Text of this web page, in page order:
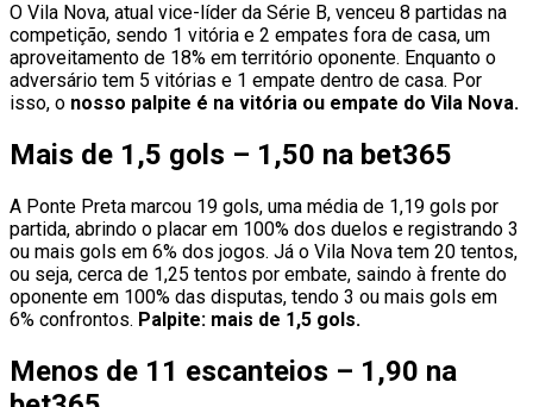
O Vila Nova, atual vice-líder da Série B, venceu 8 partidas na
competição, sendo 1 vitória e 2 empates fora de casa, um
aproveitamento de 18% em território oponente. Enquanto o
adversário tem 5 vitórias e 1 empate dentro de casa. Por
isso, o nosso palpite é na vitória ou empate do Vila Nova.
Mais de 1,5 gols – 1,50 na bet365
A Ponte Preta marcou 19 gols, uma média de 1,19 gols por
partida, abrindo o placar em 100% dos duelos e registrando 3
ou mais gols em 6% dos jogos. Já o Vila Nova tem 20 tentos,
ou seja, cerca de 1,25 tentos por embate, saindo à frente do
oponente em 100% das disputas, tendo 3 ou mais gols em
6% confrontos. Palpite: mais de 1,5 gols.
Menos de 11 escanteios – 1,90 na